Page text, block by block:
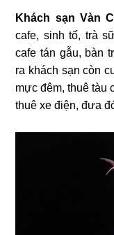
Khách sạn Vàn
cafe, sinh tố, trà
cafe tán gẫu, bàn
ra khách sạn còn
mực đêm, thuê tàu
thuê xe điện, đưa